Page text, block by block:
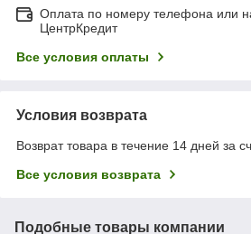
Оплата по номеру телефона или
ЦентрКредит
Все условия оплаты
Условия возврата
Возврат товара в течение 14 дней за
Все условия возврата
Подобные товары компании